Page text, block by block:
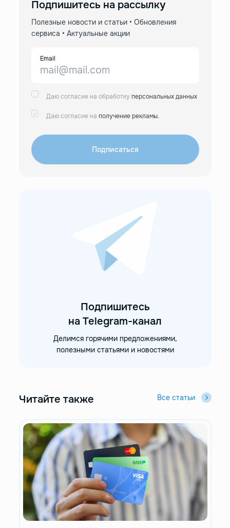
Подпишитесь на рассылку
Полезные новости и статьи • Обновления
сервиса • Актуальные акции
Email
Даю согласие на обработкуперсональных данных
Даю согласие на получение рекламы.
Подписаться
Подпишитесь
на Telegram-канал
Делимся горячими предложениями,
полезными статьями и новостями
Читайте также Все статьи